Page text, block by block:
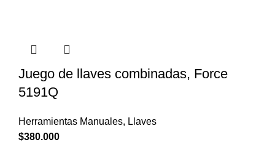
Juego de llaves combinadas, Force
5191Q
Herramientas Manuales, Llaves
$380.000